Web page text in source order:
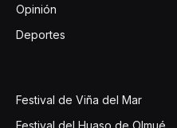
Opinión
Deportes
Festival de Viña del Mar